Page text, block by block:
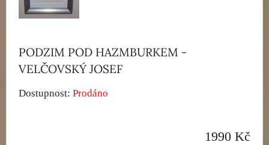
PODZIM POD HAZMBURKEM -
VELČOVSKÝ JOSEF
Dostupnost: Prodáno
1990 Kč